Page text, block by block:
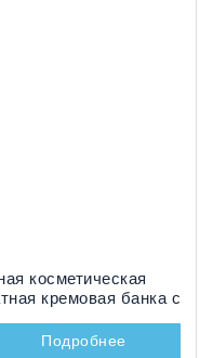
косметическая
кремовая банка с
Подробнее